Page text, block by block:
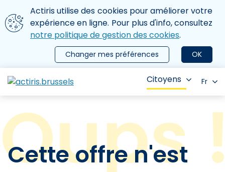
Aller au contenu principal
Nous utilisons des cookies
Actiris utilise des cookies pour améliorer votre
expérience en ligne. Pour plus d'info, consultez
notre politique de gestion des cookies.
OK
Changer mes préférences
le menu
Citoyens Fr
Cette offre n'est